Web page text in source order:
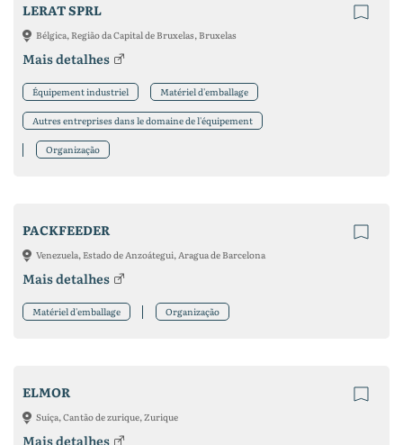
LERAT SPRL
Bélgica, Região da Capital de Bruxelas, Bruxelas
Mais detalhes
Équipement industriel Matériel d'emballage
Autres entreprises dans le domaine de l'équipement
Organização
PACKFEEDER
Venezuela, Estado de Anzoátegui, Aragua de Barcelona
Mais detalhes
Matériel d'emballage Organização
ELMOR
Suíça, Cantão de zurique, Zurique
Mais detalhes